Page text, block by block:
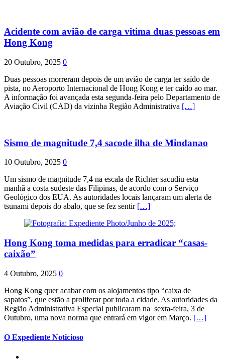
Acidente com avião de carga vitima duas pessoas em
Hong Kong
20 Outubro, 2025 0
Duas pessoas morreram depois de um avião de carga ter saído de
pista, no Aeroporto Internacional de Hong Kong e ter caído ao mar.
A informação foi avançada esta segunda-feira pelo Departamento de
Aviação Civil (CAD) da vizinha Região Administrativa […]
Sismo de magnitude 7,4 sacode ilha de Mindanao
10 Outubro, 2025 0
Um sismo de magnitude 7,4 na escala de Richter sacudiu esta
manhã a costa sudeste das Filipinas, de acordo com o Serviço
Geológico dos EUA. As autoridades locais lançaram um alerta de
tsunami depois do abalo, que se fez sentir […]
Hong Kong toma medidas para erradicar “casas-
caixão”
4 Outubro, 2025 0
Hong Kong quer acabar com os alojamentos tipo “caixa de
sapatos”, que estão a proliferar por toda a cidade. As autoridades da
Região Administrativa Especial publicaram na sexta-feira, 3 de
Outubro, uma nova norma que entrará em vigor em Março. […]
O Expediente Noticioso